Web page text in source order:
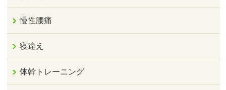
慢性腰痛
寝違え
体幹トレーニング